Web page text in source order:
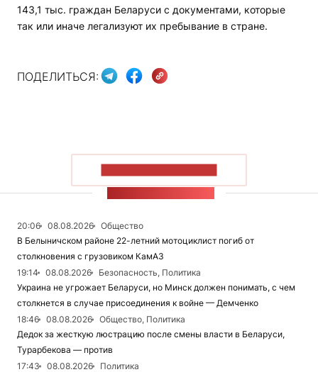
143,1 тыс. граждан Беларуси с документами, которые
так или иначе легализуют их пребывание в стране.
ПОДЕЛИТЬСЯ:
20:06 08.08.2026
Общество
В Белыничском районе 22-летний мотоциклист погиб от
столкновения с грузовиком КамАЗ
19:14
08.08.2026
Безопасность, Политика
Украина не угрожает Беларуси, но Минск должен понимать, с чем
столкнется в случае присоединения к войне — Демченко
18:46
08.08.2026
Общество, Политика
Дедок за жесткую люстрацию после смены власти в Беларуси,
Турарбекова — против
17:43
08.08.2026
Политика